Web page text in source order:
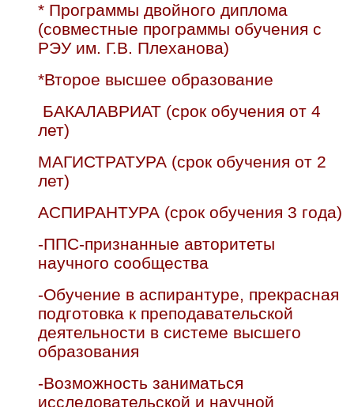
* Программы двойного диплома
(совместные программы обучения с
РЭУ им. Г.В. Плеханова)
*Второе высшее образование
БАКАЛАВРИАТ (срок обучения от 4
лет)
МАГИСТРАТУРА (срок обучения от 2
лет)
АСПИРАНТУРА (срок обучения 3 года)
-ППС-признанные авторитеты
научного сообщества
-Обучение в аспирантуре, прекрасная
подготовка к преподавательской
деятельности в системе высшего
образования
-Возможность заниматься
исследовательской и научной